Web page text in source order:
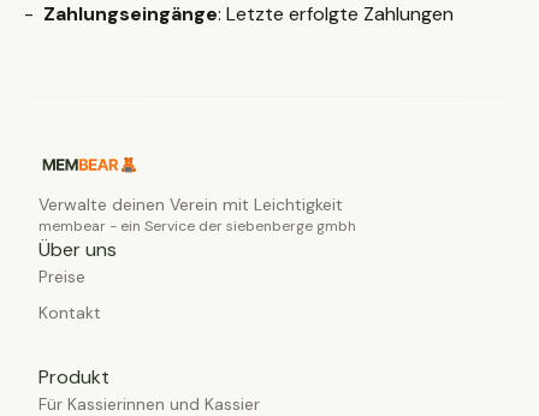
Zahlungseingänge: Letzte erfolgte Zahlungen
Verwalte deinen Verein mit Leichtigkeit
membear - ein Service der siebenberge gmbh
Über uns
Preise
Kontakt
Produkt
Für Kassierinnen und Kassier